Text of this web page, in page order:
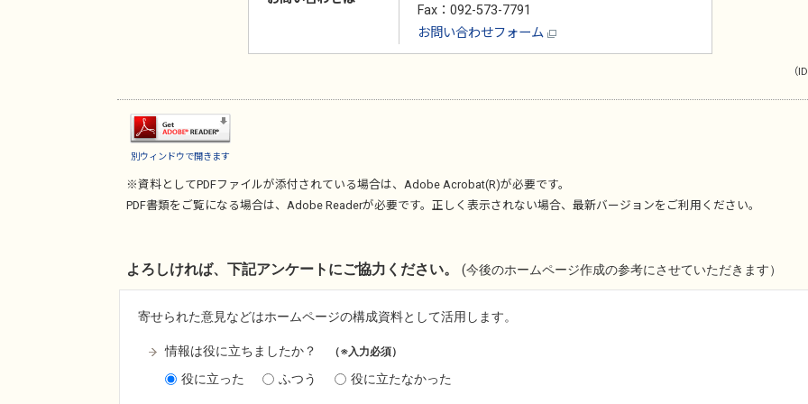
Fax：092-573-7791
お問い合わせフォーム
（
別ウィンドウで開きます
※資料としてPDFファイルが添付されている場合は、 Adobe Acrobat(R)が必要です。
PDF書類をご覧になる場合は、 Adobe Readerが必要です。正しく表示されない場合、最新バージョンをご利用ください。